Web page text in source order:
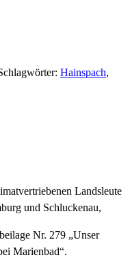
Hainspach,
Landsleute
und Schluckenau,
Nr. 279 „Unser
Marienbad“.